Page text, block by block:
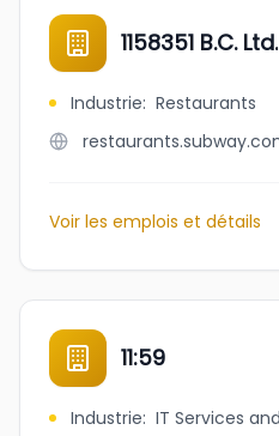
1158351 B.C. Ltd.
Industrie: Restaurants
Voir les emplois et détails
11:59
Industrie: IT Services